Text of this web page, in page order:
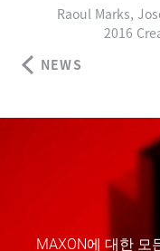
Raoul Marks,
2016
NEWS
MAXON에 대한 모